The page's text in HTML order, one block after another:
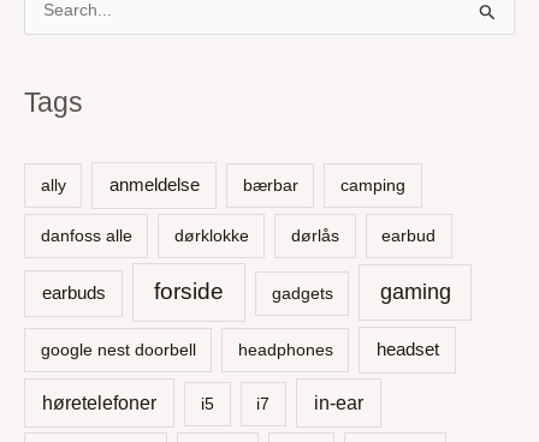
e
e
Tags
ally anmeldelse bærbar camping
danfoss alle dørklokke dørlås earbud
earbuds forside gadgets gaming
google nest doorbell headphones headset
høretelefoner i5 i7 in-ear